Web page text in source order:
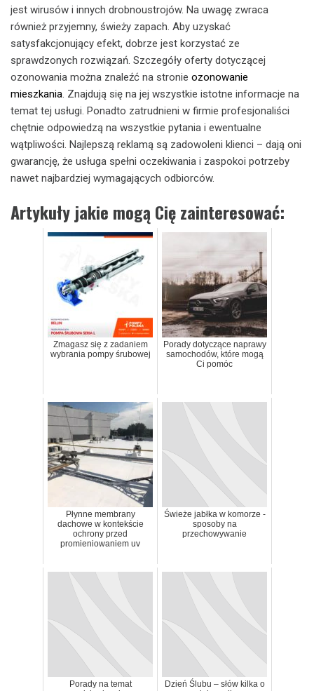
jest wirusów i innych drobnoustrojów. Na uwagę zwraca
również przyjemny, świeży zapach. Aby uzyskać
satysfakcjonujący efekt, dobrze jest korzystać ze
sprawdzonych rozwiązań. Szczegóły oferty dotyczącej
ozonowania można znaleźć na stronie ozonowanie
mieszkania. Znajdują się na jej wszystkie istotne informacje na
temat tej usługi. Ponadto zatrudnieni w firmie profesjonaliści
chętnie odpowiedzą na wszystkie pytania i ewentualne
wątpliwości. Najlepszą reklamą są zadowoleni klienci – dają oni
gwarancję, że usługa spełni oczekiwania i zaspokoi potrzeby
nawet najbardziej wymagających odbiorców.
Artykuły jakie mogą Cię zainteresować:
Zmagasz się z zadaniem
wybrania pompy śrubowej
Porady dotyczące naprawy
samochodów, które mogą
Ci pomóc
Płynne membrany
dachowe w kontekście
ochrony przed
promieniowaniem uv
Świeże jabłka w komorze -
sposoby na
przechowywanie
Porady na temat
Dzień Ślubu – słów kilka o